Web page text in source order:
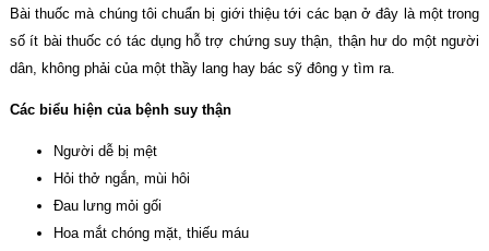
Bài thuốc mà chúng tôi chuẩn bị giới thiệu tới các bạn ở đây là một trong
số ít bài thuốc có tác dụng hỗ trợ chứng suy thận, thận hư do một người
dân, không phải của một thầy lang hay bác sỹ đông y tìm ra.
Các biểu hiện của bệnh suy thận
Người dễ bị mệt
Hỏi thở ngắn, mùi hôi
Đau lưng mỏi gối
Hoa mắt chóng mặt, thiếu máu